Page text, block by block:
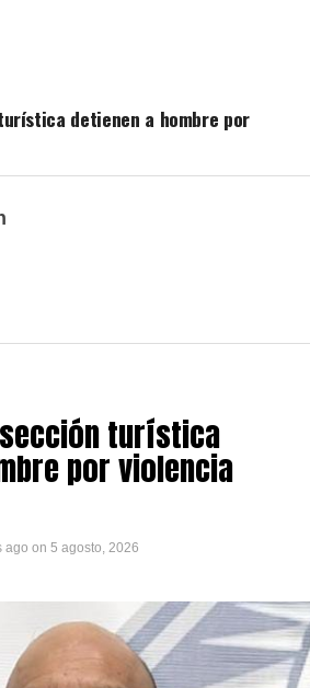
detienen a hombre por
turística
por violencia
ago on 5 agosto, 2026